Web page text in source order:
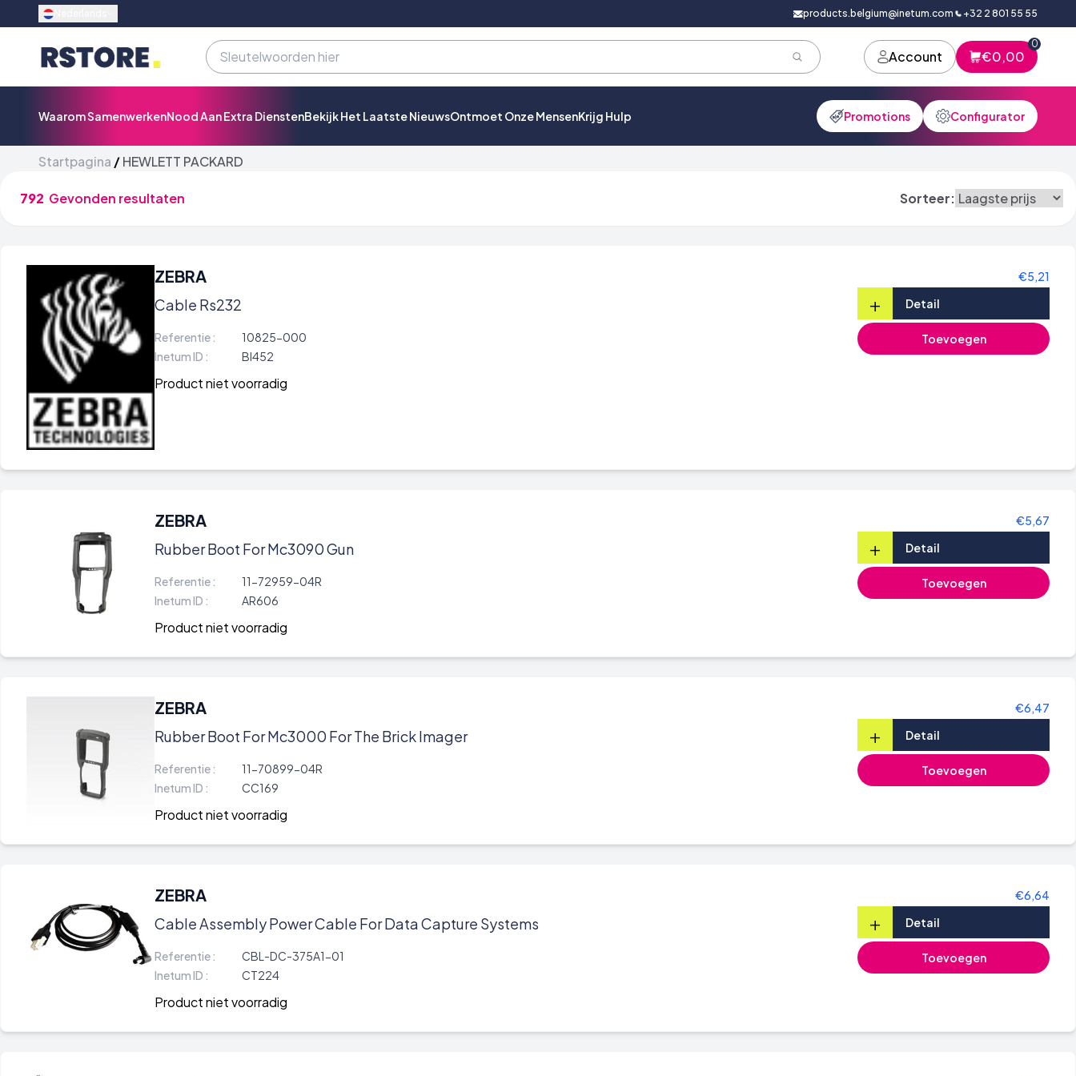
products.belgium@inetum.com +32 2 801 55 55
Account €0,00
0
Waarom SamenwerkenNood Aan Extra DienstenBekijk Het Laatste NieuwsOntmoet Onze MensenKrijg Hulp Promotions Configurator
Startpagina /HEWLETT PACKARD
792 Gevonden resultaten Sorteer:
ZEBRA
Cable Rs232
Referentie :
10825-000
Inetum ID :
BI452
Product niet voorradig
€5,21
+ Detail
Toevoegen
ZEBRA
Rubber Boot For Mc3090 Gun
Referentie :
11-72959-04R
Inetum ID :
AR606
Product niet voorradig
€5,67
+ Detail
Toevoegen
ZEBRA
Rubber Boot For Mc3000 For The Brick Imager
Referentie :
11-70899-04R
Inetum ID :
CC169
Product niet voorradig
€6,47
+ Detail
Toevoegen
ZEBRA
Cable Assembly Power Cable For Data Capture Systems
Referentie :
CBL-DC-375A1-01
Inetum ID :
CT224
Product niet voorradig
€6,64
+ Detail
Toevoegen